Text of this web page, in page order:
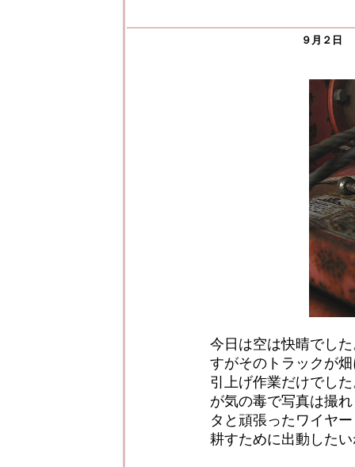
９月２日
今日は空は快晴でし
すがそのトラックが
引上げ作業だけでし
が気の毒で写真は撮
タと頑張ったワイヤ
耕すために出動した